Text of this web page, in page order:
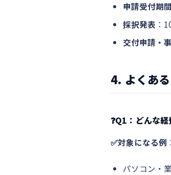
申請受付期間
採択発表 ：
交付申請・
4. よくあ
❓Q1：どんな
✅対象になる例 ：
パソコン・